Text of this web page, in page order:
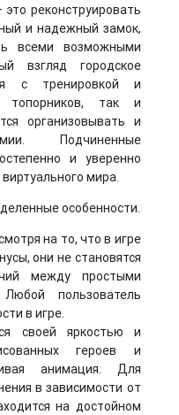
реконструировать
и надежный замок,
всеми возможными
взгляд городское
с тренировкой и
топорников, так и
организовывать и
Подчиненные
и уверенно
мира.
особенности.
на то, что в игре
они не становятся
между простыми
пользователь
в игре.
своей яркостью и
героев и
анимация. Для
в зависимости от
на достойном